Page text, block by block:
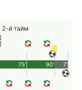
2-й тайм
90'
75' 7'